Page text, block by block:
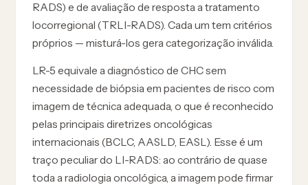
RADS) e de avaliação de resposta a tratamento
locorregional (TRLI-RADS). Cada um tem critérios
próprios — misturá-los gera categorização inválida.
LR-5 equivale a diagnóstico de CHC sem
necessidade de biópsia em pacientes de risco com
imagem de técnica adequada, o que é reconhecido
pelas principais diretrizes oncológicas
internacionais (BCLC, AASLD, EASL). Esse é um
traço peculiar do LI-RADS: ao contrário de quase
toda a radiologia oncológica, a imagem pode firmar